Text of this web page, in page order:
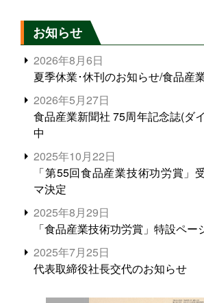
お知らせ
2026年8月6日
夏季休業･休刊のお知らせ/食品産
2026年5月27日
食品産業新聞社 75周年記念誌(ダ
中
2025年10月22日
「第55回食品産業技術功労賞」
マ決定
2025年8月29日
「食品産業技術功労賞」特設ペ
2025年7月25日
代表取締役社長交代のお知らせ